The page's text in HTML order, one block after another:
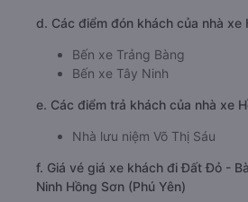
d. Các điểm đón khách của nhà xe
Bến xe Trảng Bàng
Bến xe Tây Ninh
e. Các điểm trả khách của nhà xe
Nhà lưu niệm Võ Thị Sáu
f. Giá vé giá xe khách đi Đất Đỏ -
Ninh Hồng Sơn (Phú Yên)